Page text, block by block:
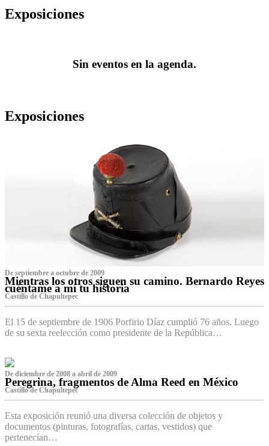
Exposiciones
Sin eventos en la agenda.
Exposiciones
De septiembre a octubre de 2009
Mientras los otros siguen su camino. Bernardo Reyes
cuéntame a mí tu historia
Castillo de Chapultepec
El 15 de septiembre de 1906 Porfirio Díaz cumplió 76 años. Luego
de su sexta reelección como presidente de la República…
De diciembre de 2008 a abril de 2009
Peregrina, fragmentos de Alma Reed en México
Castillo de Chapultepec
Esta exposición reunió una diversa colección de objetos y
documentos (pinturas, fotografías, cartas, vestidos) que
pertenecían…